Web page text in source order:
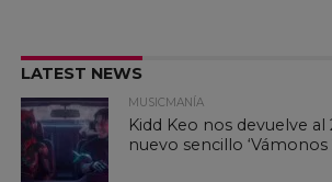
LATEST NEWS
MUSICMANÍA
Kidd Keo nos devuelve al
nuevo sencillo ‘Vámonos